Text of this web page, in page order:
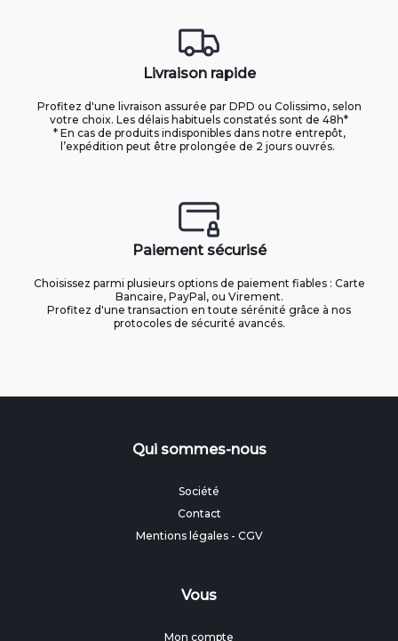
Livraison rapide
Profitez d'une livraison assurée par DPD ou Colissimo, selon
votre choix. Les délais habituels constatés sont de 48h*
* En cas de produits indisponibles dans notre entrepôt,
l’expédition peut être prolongée de 2 jours ouvrés.
Paiement sécurisé
Choisissez parmi plusieurs options de paiement fiables : Carte
Bancaire, PayPal, ou Virement.
Profitez d'une transaction en toute sérénité grâce à nos
protocoles de sécurité avancés.
Qui sommes-nous
Société
Contact
Mentions légales- CGV
Vous
Mon compte